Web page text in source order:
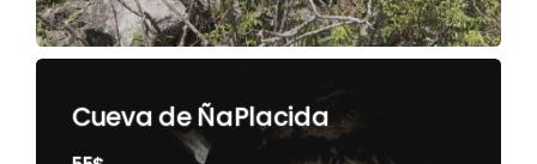
Cueva de ÑaPlacida